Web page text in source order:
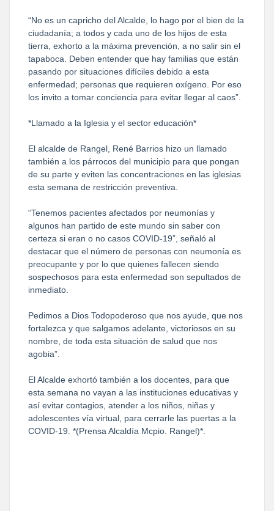
“No es un capricho del Alcalde, lo hago por el bien de la
ciudadanía; a todos y cada uno de los hijos de esta
tierra, exhorto a la máxima prevención, a no salir sin el
tapaboca. Deben entender que hay familias que están
pasando por situaciones difíciles debido a esta
enfermedad; personas que requieren oxígeno. Por eso
los invito a tomar conciencia para evitar llegar al caos”.
*Llamado a la Iglesia y el sector educación*
El alcalde de Rangel, René Barrios hizo un llamado
también a los párrocos del municipio para que pongan
de su parte y eviten las concentraciones en las iglesias
esta semana de restricción preventiva.
“Tenemos pacientes afectados por neumonías y
algunos han partido de este mundo sin saber con
certeza si eran o no casos COVID-19”, señaló al
destacar que el número de personas con neumonía es
preocupante y por lo que quienes fallecen siendo
sospechosos para esta enfermedad son sepultados de
inmediato.
Pedimos a Dios Todopoderoso que nos ayude, que nos
fortalezca y que salgamos adelante, victoriosos en su
nombre, de toda esta situación de salud que nos
agobia”.
El Alcalde exhortó también a los docentes, para que
esta semana no vayan a las instituciones educativas y
así evitar contagios, atender a los niños, niñas y
adolescentes vía virtual, para cerrarle las puertas a la
COVID-19. *(Prensa Alcaldía Mcpio. Rangel)*.